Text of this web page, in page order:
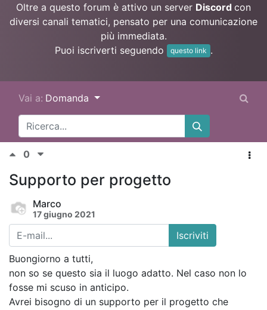
Oltre a questo forum è attivo un server Discord con
diversi canali tematici, pensato per una comunicazione
più immediata.
Puoi iscriverti seguendo
questo link .
Vai a: Domanda
0
Supporto per progetto
Marco
17 giugno 2021
Iscriviti
Buongiorno a tutti,
non so se questo sia il luogo adatto. Nel caso non lo
fosse mi scuso in anticipo.
Avrei bisogno di un supporto per il progetto che